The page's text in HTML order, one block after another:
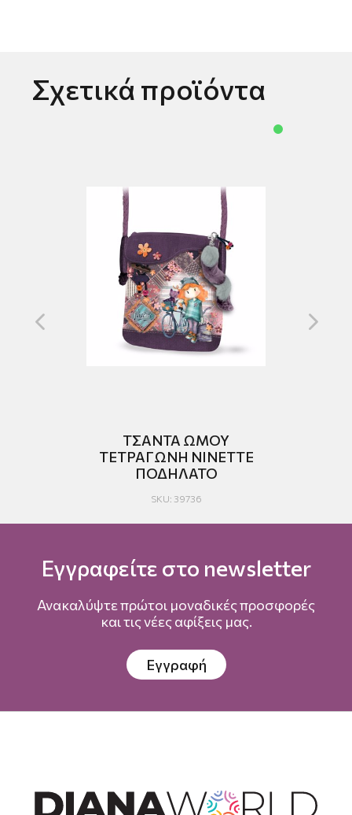
Σχετικά προϊόντα
ΤΣΑΝΤΑ ΩΜΟΥ
ΤΕΤΡΑΓΩΝΗ NINETTE
ΠΟΔΗΛΑΤΟ
SKU: 39736
Εγγραφείτε στο newsletter
Ανακαλύψτε πρώτοι μοναδικές προσφορές
και τις νέες αφίξεις μας.
Εγγραφή